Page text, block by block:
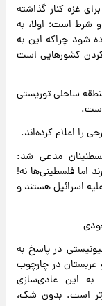
غزه کنار گذاشته
شرط است؛ اولا، به
شود چراکه این به
کشورهایی است
ساحلی توریستی
را اعلام کرده‌اند.
مدعی شد:
اما فلسطینی‌ها نه!
اسرائیل هستند و
در پاسخ به
در چارچوب
به این عادی‌سازی
است. بدون شک،